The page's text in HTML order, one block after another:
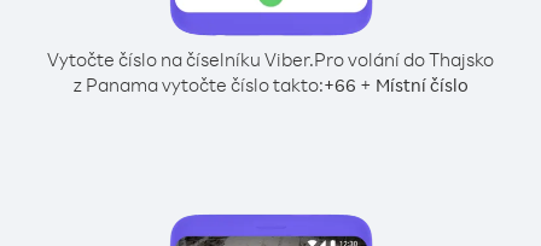
Vytočte číslo na číselníku Viber.Pro volání do Thajsko
z Panama vytočte číslo takto:+66 + Místní číslo